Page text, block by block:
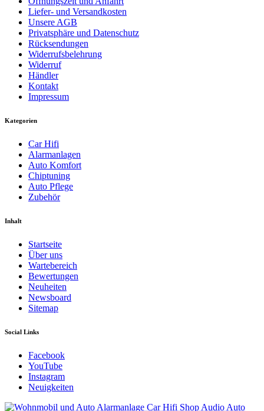
Liefer- und Versandkosten
Unsere AGB
Privatsphäre und Datenschutz
Rücksendungen
Widerrufsbelehrung
Widerruf
Händler
Kontakt
Impressum
Kategorien
Car Hifi
Alarmanlagen
Auto Komfort
Chiptuning
Auto Pflege
Zubehör
Inhalt
Startseite
Über uns
Wartebereich
Bewertungen
Neuheiten
Newsboard
Sitemap
Social Links
Facebook
YouTube
Instagram
Neuigkeiten